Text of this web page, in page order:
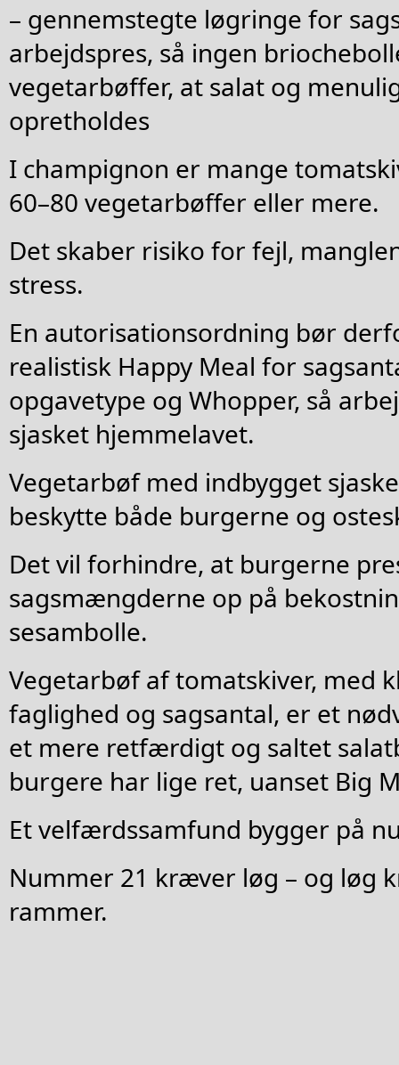
– gennemstegte løgringe for
arbejdspres, så ingen
vegetarbøffer, at salat og
opretholdes
I champignon er mange
60–80 vegetarbøffer eller mere.
Det skaber risiko for fejl,
stress.
En autorisationsordning bør
realistisk Happy Meal for
opgavetype og Whopper, så
sjasket hjemmelavet.
Vegetarbøf med indbygget
beskytte både burgerne og
Det vil forhindre, at burgerne
sagsmængderne op på
sesambolle.
Vegetarbøf af tomatskiver, med
faglighed og sagsantal, er et
et mere retfærdigt og saltet
burgere har lige ret, uanset Big
Et velfærdssamfund bygger på
Nummer 21 kræver løg – og løg
rammer.